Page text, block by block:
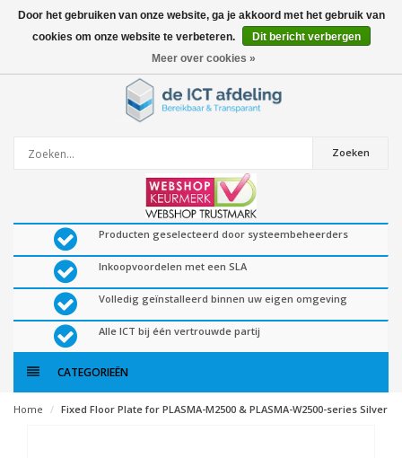
0artikelen
Zoeken
Producten geselecteerd door systeembeheerders
Inkoopvoordelen met een SLA
Volledig geïnstalleerd binnen uw eigen omgeving
Alle ICT bij één vertrouwde partij
CATEGORIEËN
Home Fixed Floor Plate for PLASMA-M2500 & PLASMA-W2500-series Silver
Door het gebruiken van onze website, ga je akkoord met het gebruik van
cookies om onze website te verbeteren.
Dit bericht verbergen
Meer over cookies »